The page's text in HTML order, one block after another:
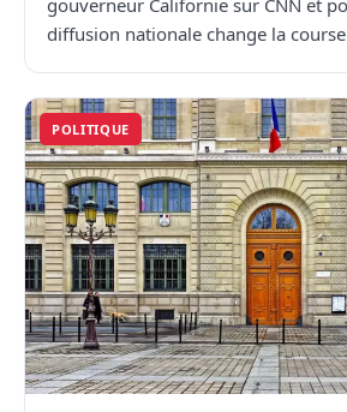
diffusion nationale change la
POLITIQUE